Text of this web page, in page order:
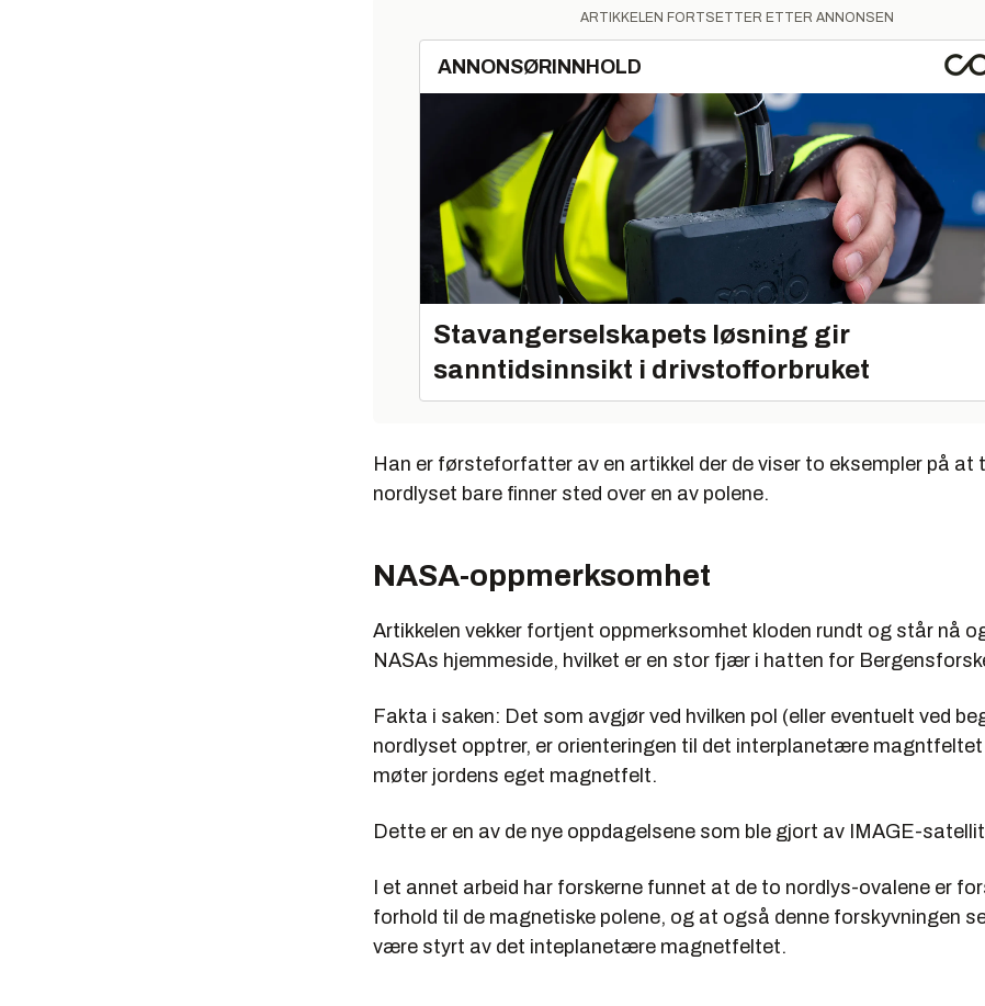
ARTIKKELEN FORTSETTER ETTER ANNONSEN
ANNONSØRINNHOLD
Stavangerselskapets løsning gir
sanntidsinnsikt i drivstofforbruket
Han er førsteforfatter av en artikkel der de viser to eksempler på at
nordlyset bare finner sted over en av polene.
NASA-oppmerksomhet
Artikkelen vekker fortjent oppmerksomhet kloden rundt og står nå
NASAs hjemmeside, hvilket er en stor fjær i hatten for
Fakta i saken: Det som avgjør ved hvilken pol (eller eventuelt ved
nordlyset opptrer, er orienteringen til det interplanetære
møter jordens eget magnetfelt.
Dette er en av de nye oppdagelsene som ble gjort av IMAGE-
I et annet arbeid har forskerne funnet at de to nordlys-ovalene er
forhold til de magnetiske polene, og at også denne forskyvningen
være styrt av det inteplanetære magnetfeltet.